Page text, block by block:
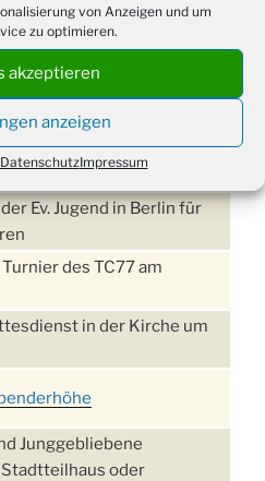
von Anzeigen und um
zu optimieren.
akzeptieren
anzeigen
DatenschutzImpressum
Ev. Jugend in Berlin für
des TC77 am
in der Kirche um
Junggebliebene
oder